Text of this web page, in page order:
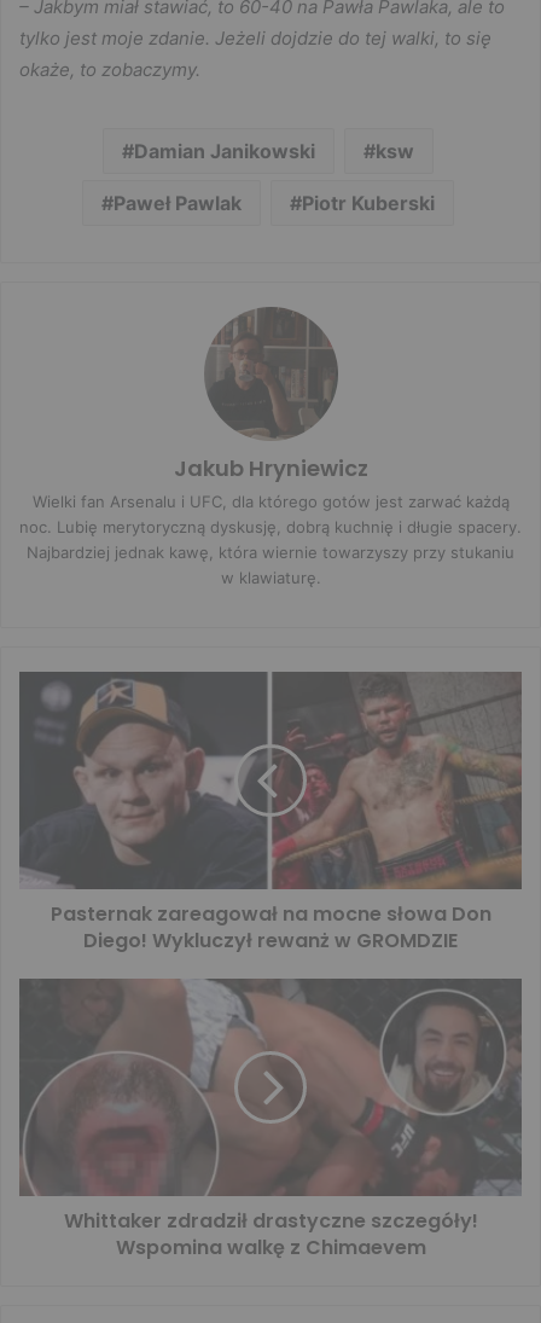
– Jakbym miał stawiać, to 60-40 na Pawła Pawlaka, ale to
tylko jest moje zdanie. Jeżeli dojdzie do tej walki, to się
okaże, to zobaczymy.
Damian Janikowski ksw
Paweł Pawlak Piotr Kuberski
Jakub Hryniewicz
Wielki fan Arsenalu i UFC, dla którego gotów jest zarwać każdą
noc. Lubię merytoryczną dyskusję, dobrą kuchnię i długie spacery.
Najbardziej jednak kawę, która wiernie towarzyszy przy stukaniu
w klawiaturę.
Pasternak zareagował na mocne słowa Don
Diego! Wykluczył rewanż w GROMDZIE
Whittaker zdradził drastyczne szczegóły!
Wspomina walkę z Chimaevem